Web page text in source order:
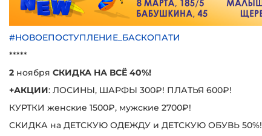
#НОВОЕПОСТУПЛЕНИЕ_БАСКОПАТИ
*****
2 ноября СКИДКА НА ВСЁ 40%!
+АКЦИИ: ЛОСИНЫ, ШАРФЫ 300₽! ПЛАТЬЯ 600₽!
КУРТКИ женские 1500₽, мужские 2700₽!
СКИДКА на ДЕТСКУЮ ОДЕЖДУ и ДЕТСКУЮ ОБУВЬ 50%!